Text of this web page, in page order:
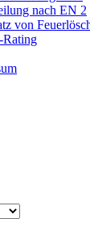
nach EN 2
von
Rating